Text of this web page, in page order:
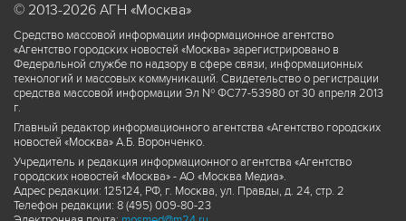
© 2013-2026 АГН «Москва»
Средство массовой информации информационное агентство
«Агентство городских новостей «Москва» зарегистрировано в
Федеральной службе по надзору в сфере связи, информационных
технологий и массовых коммуникаций. Свидетельство о регистрации
средства массовой информации Эл № ФС77-53980 от 30 апреля 2013
г.
Главный редактор информационного агентства «Агентство городских
новостей «Москва» А.Б. Воронченко.
Учредитель и редакция информационного агентства «Агентство
городских новостей «Москва» - АО «Москва Медиа».
Адрес редакции: 125124, РФ, г. Москва, ул. Правды, д. 24, стр. 2
Телефон редакции: 8 (495) 009-80-23